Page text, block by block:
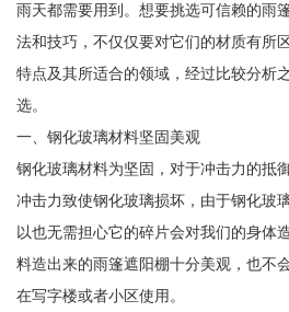
雨天都需要用到。想要挑选可信赖的雨
法和技巧，不仅仅要对它们的材质有所
特点及其所适合的领域，经过比较分析
选。
一、钢化玻璃材料坚固美观
钢化玻璃材料为坚固，对于冲击力的抵
冲击力致使钢化玻璃损坏，由于钢化玻
以也无需担心它的碎片会对我们的身体
料造出来的雨篷遮阳棚十分美观，也不
在写字楼或者小区使用。